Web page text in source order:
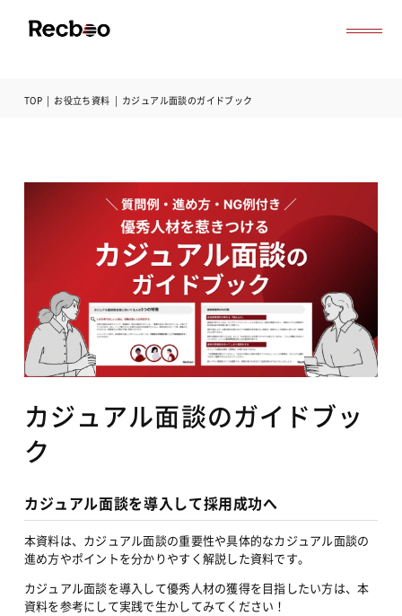
お役立ち資料
無料オンライン相談
サービス資料ダウンロード
TOP | お役立ち資料 | カジュアル面談のガイドブック
カジュアル面談のガイドブッ
ク
カジュアル面談を導入して採用成功へ
本資料は、カジュアル面談の重要性や具体的なカジュアル面談の
進め方やポイントを分かりやすく解説した資料です。
カジュアル面談を導入して優秀人材の獲得を目指したい方は、本
資料を参考にして実践で生かしてみてください！